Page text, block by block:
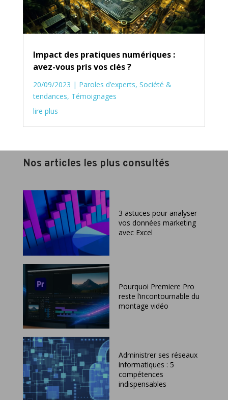
Impact des pratiques numériques :
avez-vous pris vos clés ?
20/09/2023 | Paroles d’experts, Société &
tendances, Témoignages
lire plus
Nos articles les plus consultés
3 astuces pour analyser
vos données marketing
avec Excel
Pourquoi Premiere Pro
reste l’incontournable du
montage vidéo
Administrer ses réseaux
informatiques : 5
compétences
indispensables